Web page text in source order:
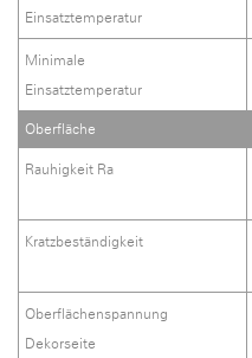
Einsatztemperatur
Minimale
Einsatztemperatur
Oberfläche
Rauhigkeit Ra
Kratzbeständigkeit
Oberflächenspannung
Dekorseite